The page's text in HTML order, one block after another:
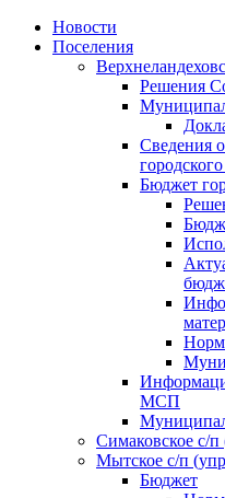
Skip
Новости
Поселения
Решения
Сведения
Бюджет
МСП
Симаковское с/п
Мытское с/п
Бюджет